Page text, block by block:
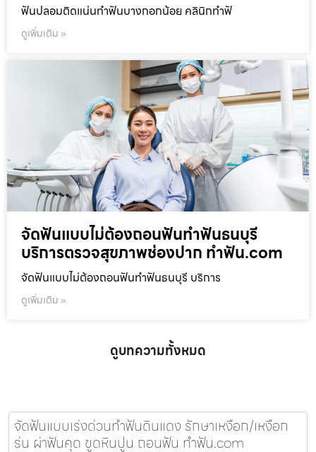
ฟันปลอมติดแน่นทำฟันบางกอกน้อย คลินิกทำฟั
ดูเพิ่มเติม »
จัดฟันแบบไม่ต้องถอนฟันทำฟันธนบุรี
บริการตรวจสุขภาพช่องปาก ทำฟัน.com
จัดฟันแบบไม่ต้องถอนฟันทำฟันธนบุรี บริการ
ดูเพิ่มเติม »
ดูบทความทั้งหมด
จัดฟันแบบเร่งด่วนทำฟันดินแดง รักษาเหงือก/เหงือก
ร่น ผ่าฟันคุด ขูดหินปูน ถอนฟัน ทำฟัน.com